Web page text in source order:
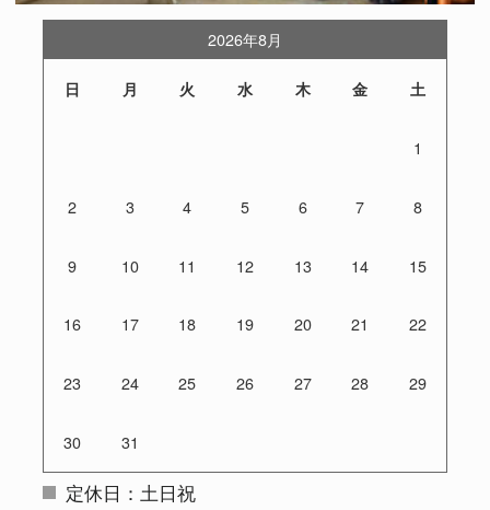
2026年8月
日 月 火 水 木 金 土
1
2 3 4 5 6 7 8
9 10 11 12 13 14 15
16 17 18 19 20 21 22
23 24 25 26 27 28 29
30 31
定休日：土日祝